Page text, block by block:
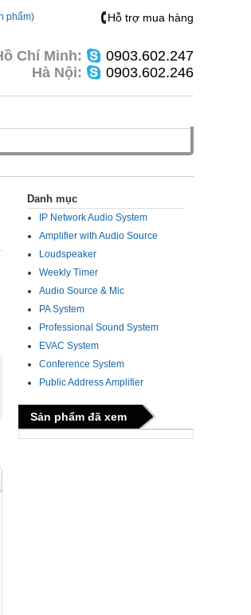
Hỗ trợ mua hàng
Chí Minh:
0903.602.247
Hà Nội:
0903.602.246
phẩm)
Danh mục
IP Network Audio System
Amplifier with Audio Source
Loudspeaker
Weekly Timer
Audio Source & Mic
PA System
Professional Sound System
EVAC System
Conference System
Public Address Amplifier
Sản phẩm đã xem